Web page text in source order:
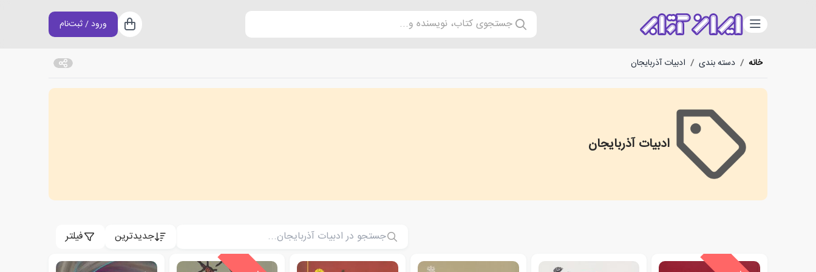
دسته‌بندی جستجوی کتاب، نویسنده و... سبد خرید
ورود / ثبت‌نام
خانه / دسته بندی / ادبیات آذربایجان
ادبیات آذربایجان
Azerbaijani Literature
جدیدترین فیلتر